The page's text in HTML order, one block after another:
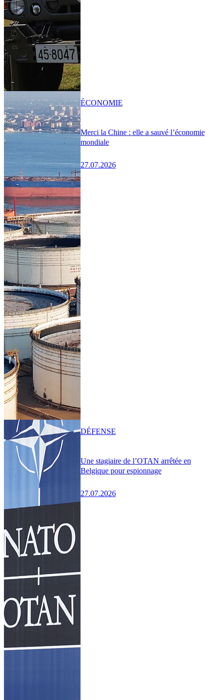
Merci la Chine : elle a sauvé l’économie
mondiale
27.07.2026
ÉCONOMIE
Une stagiaire de l’OTAN arrêtée en
Belgique pour espionnage
27.07.2026
DÉFENSE